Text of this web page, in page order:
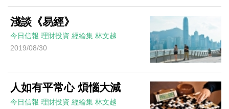
淺談《易經》
今日信報 理財投資 經綸集 林文越
2019/08/30
人如有平常心 煩惱大減
今日信報 理財投資 經綸集 林文越